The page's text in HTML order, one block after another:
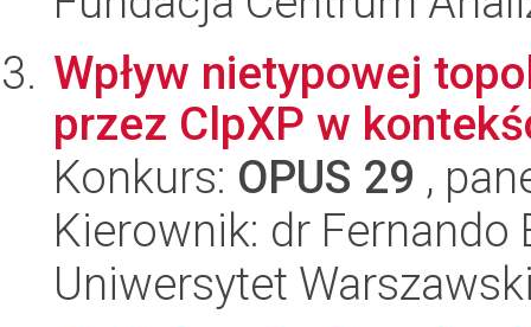
Wpływ nietypowej
przez ClpXP w
Konkurs: OPUS 29 ,
Kierownik: dr Fernando
Uniwersytet